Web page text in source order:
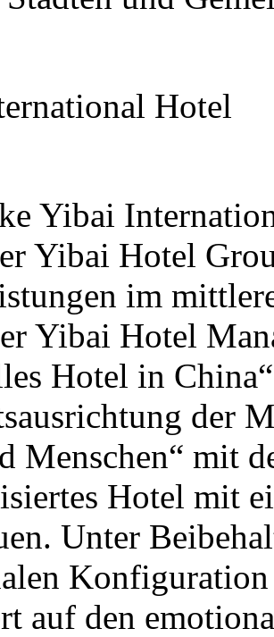
Hotel
Yibai
Yibai Hotel
im
Yibai Hotel
Hotel in
der
Menschen“ mit
Hotel mit
Unter
Konfiguration
auf den